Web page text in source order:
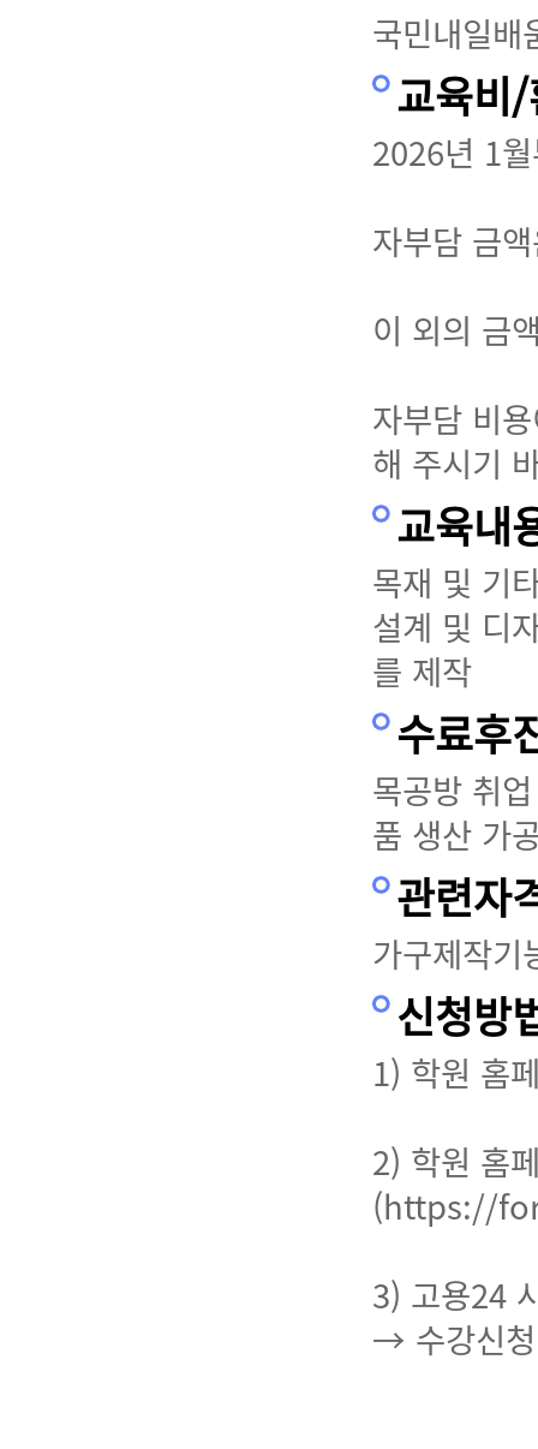
국민내일배
교육비/
2026년 1월
자부담 금
이 외의 금
자부담 비
해 주시기
교육내
목재 및 기
설계 및 디
를 제작
수료후
목공방 취
품 생산 가
관련자
가구제작기
신청방
1) 학원 홈
2) 학원 홈
(https://
3) 고용24
→ 수강신청